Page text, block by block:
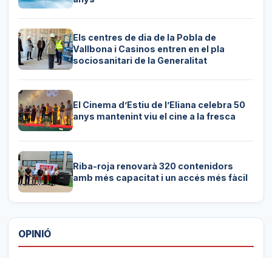
Els centres de dia de la Pobla de
Vallbona i Casinos entren en el pla
sociosanitari de la Generalitat
El Cinema d’Estiu de l’Eliana celebra 50
anys mantenint viu el cine a la fresca
Riba-roja renovarà 320 contenidors
amb més capacitat i un accés més fàcil
OPINIÓ